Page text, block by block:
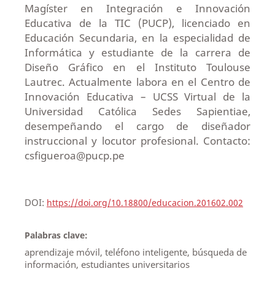
Magíster en Integración e Innovación
Educativa de la TIC (PUCP), licenciado en
Educación Secundaria, en la especialidad de
Informática y estudiante de la carrera de
Diseño Gráfico en el Instituto Toulouse
Lautrec. Actualmente labora en el Centro de
Innovación Educativa – UCSS Virtual de la
Universidad Católica Sedes Sapientiae,
desempeñando el cargo de diseñador
instruccional y locutor profesional. Contacto:
csfigueroa@pucp.pe
DOI: https://doi.org/10.18800/educacion.201602.002
Palabras clave:
aprendizaje móvil, teléfono inteligente, búsqueda de
información, estudiantes universitarios